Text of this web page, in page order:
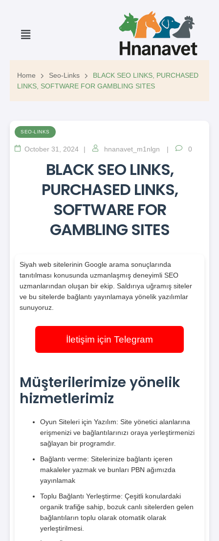
Home Seo-Links
BLACK SEO LINKS, PURCHASED
LINKS, SOFTWARE FOR GAMBLING SITES
SEO-LINKS
October 31, 2024 hnanavet_m1nlgn 0
BLACK SEO LINKS,
PURCHASED LINKS,
SOFTWARE FOR
GAMBLING SITES
Siyah web sitelerinin Google arama sonuçlarında
tanıtılması konusunda uzmanlaşmış deneyimli SEO
uzmanlarından oluşan bir ekip. Saldırıya uğramış siteler
ve bu sitelerde bağlantı yayınlamaya yönelik yazılımlar
sunuyoruz.
İletişim için Telegram
Müşterilerimize yönelik
hizmetlerimiz
Oyun Siteleri için Yazılım: Site yönetici alanlarına
erişmenizi ve bağlantılarınızı oraya yerleştirmenizi
sağlayan bir programdır.
Bağlantı verme: Sitelerinize bağlantı içeren
makaleler yazmak ve bunları PBN ağımızda
yayınlamak
Toplu Bağlantı Yerleştirme: Çeşitli konulardaki
organik trafiğe sahip, bozuk canlı sitelerden gelen
bağlantıların toplu olarak otomatik olarak
yerleştirilmesi.